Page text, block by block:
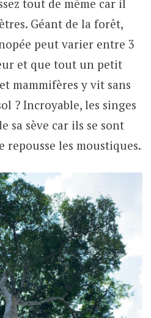
tout de même car il
Géant de la forêt,
peut varier entre 3
et que tout un petit
mammifères y vit sans
? Incroyable, les singes
sa sève car ils se sont
repousse les moustiques.